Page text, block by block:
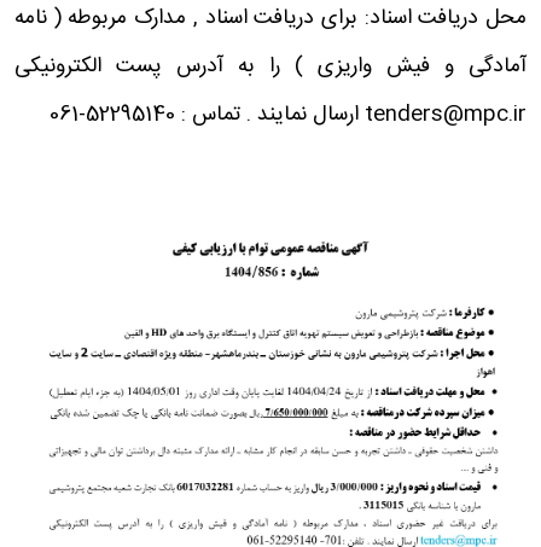
محل دریافت اسناد: برای دریافت اسناد , مدارک مربوطه ( نامه
آمادگی و فیش واریزی ) را به آدرس پست الکترونیکی
tenders@mpc.ir ارسال نمایند . تماس : 52295140-061